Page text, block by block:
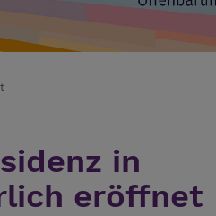
in
eröffnet